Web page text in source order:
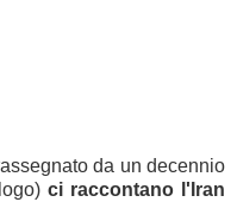
da un decennio
ci raccontano l'Iran